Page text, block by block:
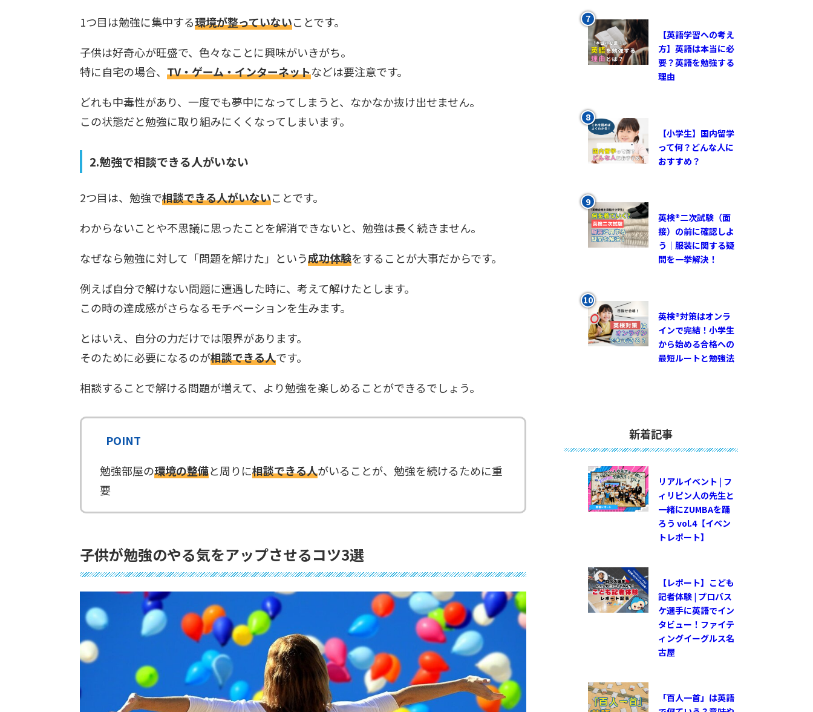
1つ目は勉強に集中する環境が整っていないことです。
子供は好奇心が旺盛で、色々なことに興味がいきがち。
特に自宅の場合、 TV・ゲーム・インターネットなどは要注意です。
どれも中毒性があり、一度でも夢中になってしまうと、なかなか抜け出せません。
この状態だと勉強に取り組みにくくなってしまいます。
2.勉強で相談できる人がいない
2つ目は、勉強で相談できる人がいないことです。
わからないことや不思議に思ったことを解消できないと、勉強は長く続きません。
なぜなら勉強に対して「問題を解けた」という成功体験をすることが大事だからです。
例えば自分で解けない問題に遭遇した時に、考えて解けたとします。
この時の達成感がさらなるモチベーションを生みます。
とはいえ、自分の力だけでは限界があります。
そのために必要になるのが相談できる人です。
相談することで解ける問題が増えて、より勉強を楽しめることができるでしょう。
POINT
勉強部屋の環境の整備と周りに相談できる人がいることが、勉強を続けるために重
要
子供が勉強のやる気をアップさせるコツ3選
【英語学習への考え
方】英語は本当に必
要？英語を勉強する
理由
【小学生】国内留学
って何？どんな人に
おすすめ？
英検®︎二次試験（面
接）の前に確認しよ
う｜服装に関する疑
問を一挙解決！
英検®対策はオンラ
インで完結！小学生
から始める合格への
最短ルートと勉強法
新着記事
リアルイベント | フ
ィリピン人の先生と
一緒にZUMBAを踊
ろう vol.4【イベン
トレポート】
【レポート】こども
記者体験 | プロバス
ケ選手に英語でイン
タビュー！ファイテ
ィングイーグルス名
古屋
「百人一首」は英語